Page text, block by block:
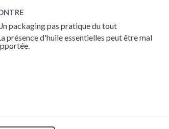
packaging pas pratique du tout
présence d'huile essentielles peut être mal